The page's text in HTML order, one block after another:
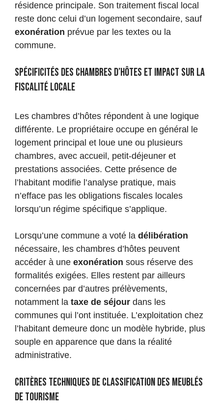
résidence principale. Son traitement fiscal local
reste donc celui d’un logement secondaire, sauf
exonération prévue par les textes ou la
commune.
Spécificités des chambres d’hôtes et impact sur la
fiscalité locale
Les chambres d’hôtes répondent à une logique
différente. Le propriétaire occupe en général le
logement principal et loue une ou plusieurs
chambres, avec accueil, petit-déjeuner et
prestations associées. Cette présence de
l’habitant modifie l’analyse pratique, mais
n’efface pas les obligations fiscales locales
lorsqu’un régime spécifique s’applique.
Lorsqu’une commune a voté la délibération
nécessaire, les chambres d’hôtes peuvent
accéder à une exonération sous réserve des
formalités exigées. Elles restent par ailleurs
concernées par d’autres prélèvements,
notamment la taxe de séjour dans les
communes qui l’ont instituée. L’exploitation chez
l’habitant demeure donc un modèle hybride, plus
souple en apparence que dans la réalité
administrative.
Critères techniques de classification des meublés
de tourisme